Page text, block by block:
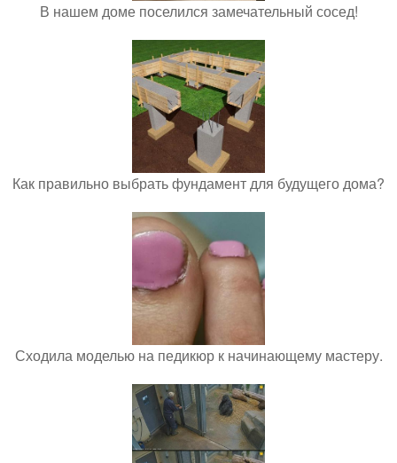
В нашем доме поселился замечательный сосед!
Как правильно выбрать фундамент для будущего дома?
Сходила моделью на педикюр к начинающему мастеру.